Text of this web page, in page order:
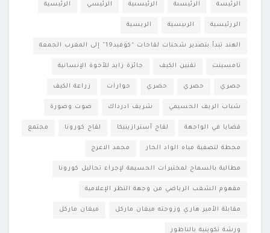
الرئيسة الرئيسىة الرئيسىية الرئيسي الرئيسية
الررئيسية الرىيسية الريسية
الهند تبدأ بتصدير شحنات لقاحات “كوفيد19” إلى المغرب الجمعة
تامسينت تقنين الكيف جائزة زايد للأخوة الإنسانية
جصري حصري حضري حوارات زراعة الكيف
شباب الريف الحسيمي شريف ادرداك صوت وصورة
قضايا في الواجهة لقاح أسترازينيكا لقاح كورونا مجتمع
محطة لتصفية مياه الواد الحار محمد الاعرج
مطالبة بالسماح لمختبرات الحسيمة لإجراء تحاليل كورونا
مفهوم الشغب الرياضي من وجهة النظر الإعلامية
مقابلة الأمير هاري وزوجته ميغان ماركل ميغان ماركل
ورشة تكوينية بالناظور